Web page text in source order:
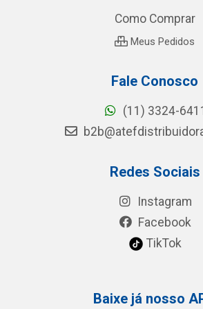
Como Comprar
Meus Pedidos
Fale Conosco
(11) 3324-
Redes Sociais
Instagram
Facebook
TikTok
Baixe já nosso